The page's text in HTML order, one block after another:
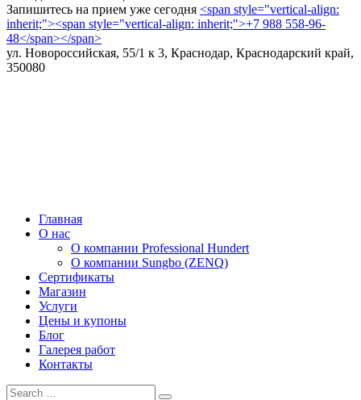
Запишитесь на прием уже сегодня <span style="vertical-align:
inherit;"><span style="vertical-align: inherit;">+7 988 558-96-
48</span></span>
ул. Новороссийская, 55/1 к 3, Краснодар, Краснодарский край,
350080
Главная
О нас
О компании Professional Hundert
О компании Sungbo (ZENQ)
Сертификаты
Магазин
Услуги
Цены и купоны
Блог
Галерея работ
Контакты